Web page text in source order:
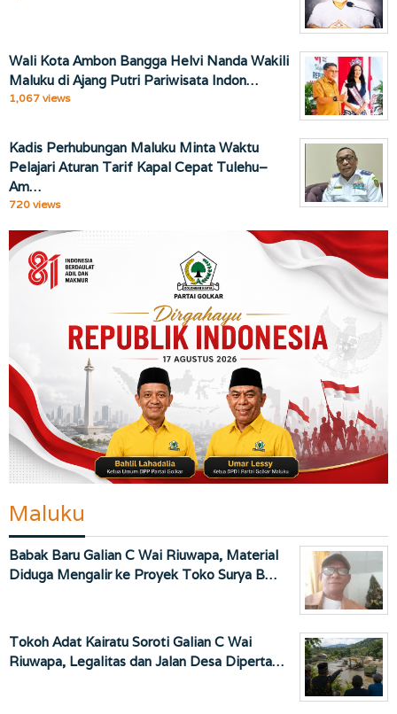
Wali Kota Ambon Bangga Helvi Nanda Wakili
Maluku di Ajang Putri Pariwisata Indon…
1,067 views
Kadis Perhubungan Maluku Minta Waktu
Pelajari Aturan Tarif Kapal Cepat Tulehu–
Am…
720 views
Maluku
Babak Baru Galian C Wai Riuwapa, Material
Diduga Mengalir ke Proyek Toko Surya B…
Tokoh Adat Kairatu Soroti Galian C Wai
Riuwapa, Legalitas dan Jalan Desa Diperta…